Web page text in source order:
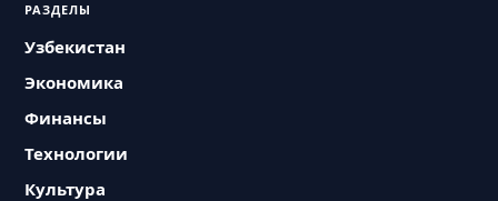
РАЗДЕЛЫ
Узбекистан
Экономика
Финансы
Технологии
Культура